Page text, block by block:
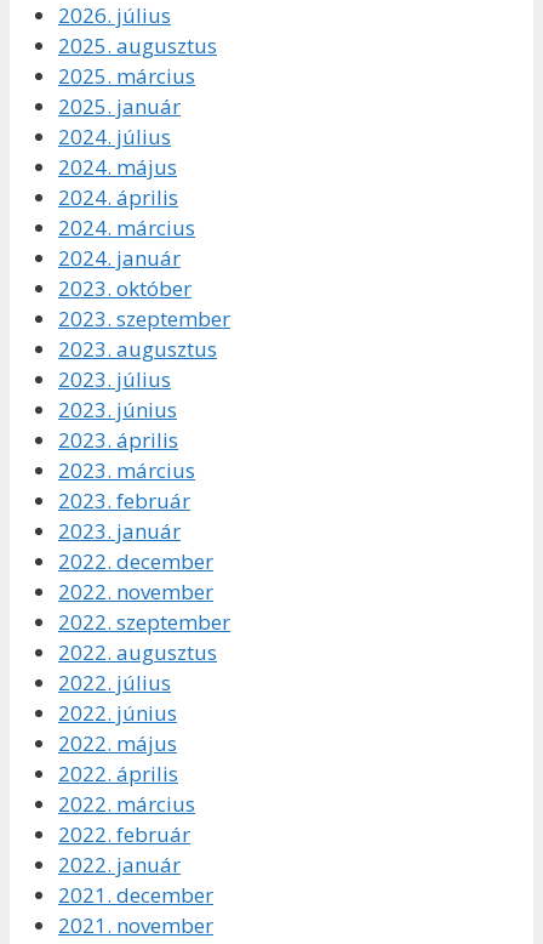
2026. július
2025. augusztus
2025. március
2025. január
2024. július
2024. május
2024. április
2024. március
2024. január
2023. október
2023. szeptember
2023. augusztus
2023. július
2023. június
2023. április
2023. március
2023. február
2023. január
2022. december
2022. november
2022. szeptember
2022. augusztus
2022. július
2022. június
2022. május
2022. április
2022. március
2022. február
2022. január
2021. december
2021. november